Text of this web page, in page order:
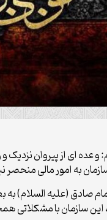
‏اى از پیروان نزدیک و
به امور مالی
صادق (علیه السلام)
این سازمان با